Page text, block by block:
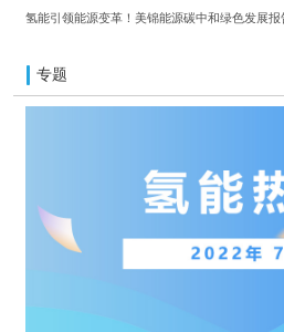
氢能引领能源变革！美锦能源碳中和绿色发展报
专题